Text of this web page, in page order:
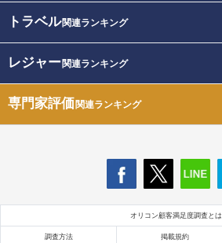
トラベル関連ランキング
レジャー関連ランキング
専門家評価関連ランキング
オリコン顧客満足度調査とは
調査方法 掲載規約